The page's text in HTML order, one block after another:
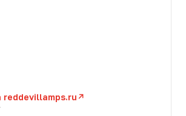
reddevillamps.ru ↗